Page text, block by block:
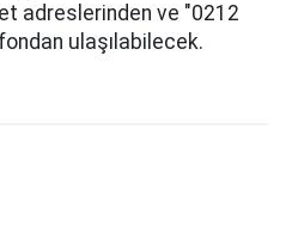
adreslerinden ve "0212
ulaşılabilecek.